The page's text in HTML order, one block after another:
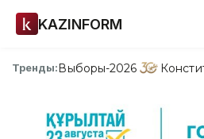
KAZINFORM
Тренды:Выборы-2026